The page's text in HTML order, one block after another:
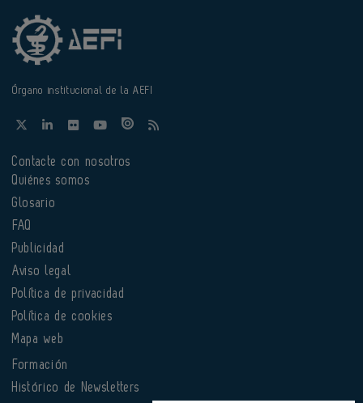
Órgano institucional de la AEFI
Contacte con nosotros
Quiénes somos
Glosario
FAQ
Publicidad
Aviso legal
Política de privacidad
Política de cookies
Mapa web
Formación
Histórico de Newsletters